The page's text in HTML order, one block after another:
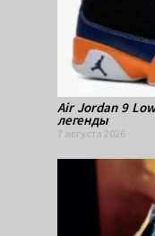
Air Jordan 9
легенды
7 августа 2026